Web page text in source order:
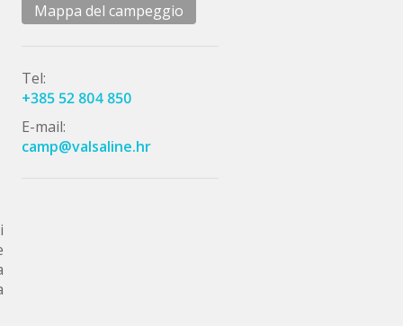
Mappa del campeggio
Tel:
+385 52 804 850
E-mail:
camp@valsaline.hr